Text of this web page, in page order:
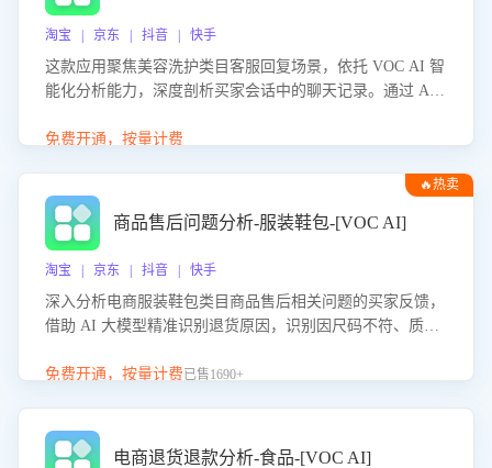
淘宝 | 京东 | 抖音 | 快手
这款应用聚焦美容洗护类目客服回复场景，依托 VOC AI 智
能化分析能力，深度剖析买家会话中的聊天记录。通过 AI
答的有效性与完整性，输出针对性改进策略，助力商家快速
免费开通，按量计费
🔥热卖
商品售后问题分析-服装鞋包-[VOC AI]
淘宝 | 京东 | 抖音 | 快手
深入分析电商服装鞋包类目商品售后相关问题的买家反馈，
借助 AI 大模型精准识别退货原因，识别因尺码不符、质量
议，助力商家优化产品或服务，实现销售额的显著提升。
免费开通，按量计费已售1690+
电商退货退款分析-食品-[VOC AI]